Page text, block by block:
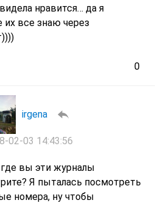
0
нравится… да я
их все знаю через
irgena
02-03 14:43:56
вы эти журналы
Я пыталась посмотреть
номера, ну чтобы